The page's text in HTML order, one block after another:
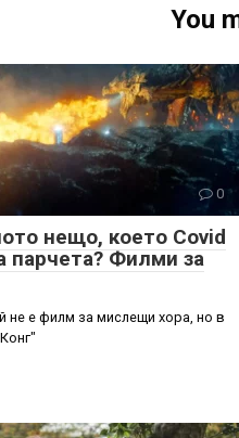
You
0
нещо, което Covid
парчета? Филми за
не е филм за мислещи хора, но в